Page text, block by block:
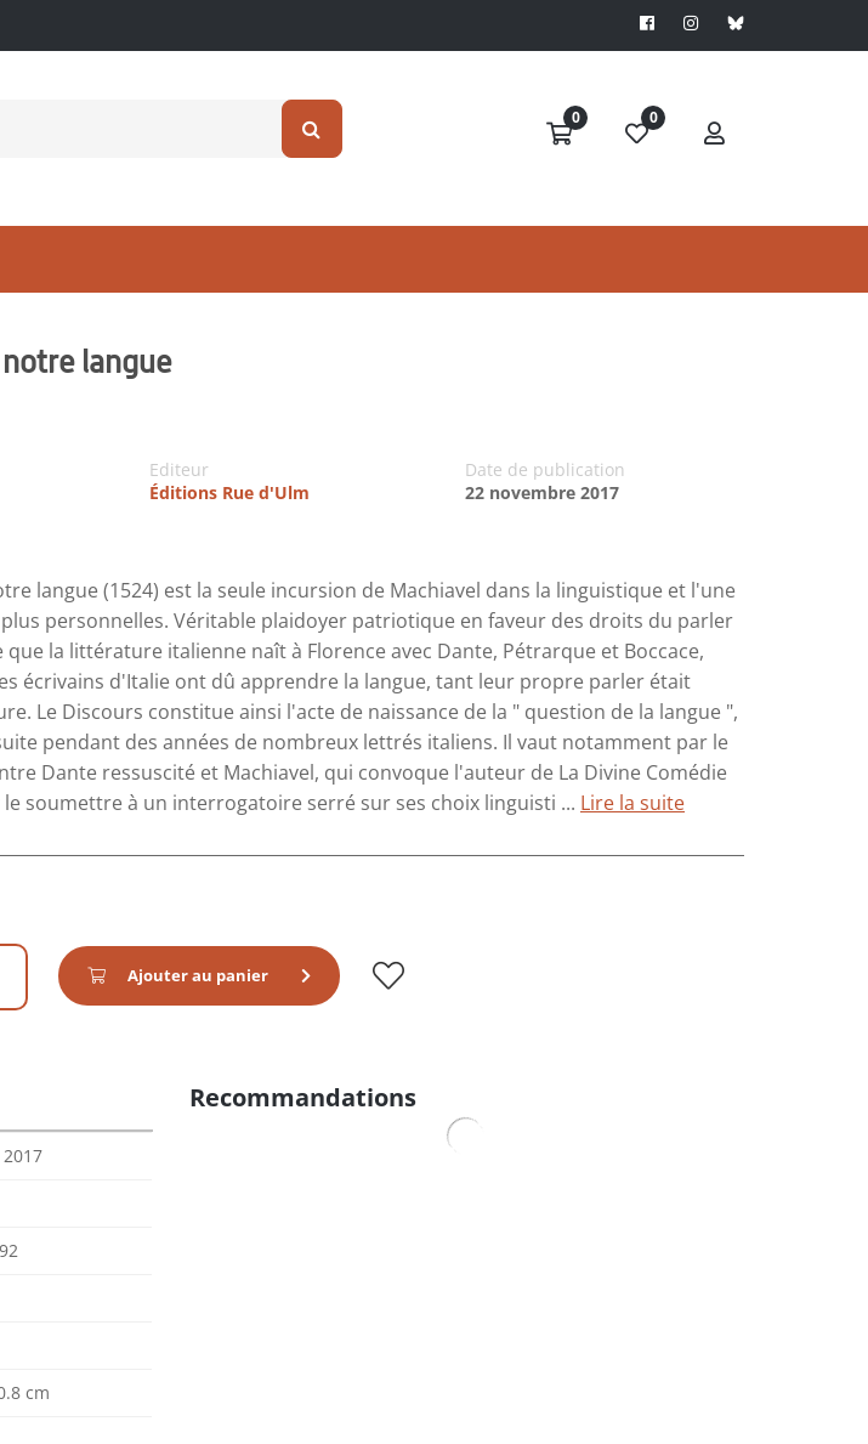
0 0
langue
Editeur
Éditions Rue d'Ulm
Date de publication
22 novembre 2017
langue (1524) est la seule incursion de Machiavel dans la linguistique et l'une
personnelles. Véritable plaidoyer patriotique en faveur des droits du parler
la littérature italienne naît à Florence avec Dante, Pétrarque et Boccace,
écrivains d'Italie ont dû apprendre la langue, tant leur propre parler était
Le Discours constitue ainsi l'acte de naissance de la " question de la langue ",
pendant des années de nombreux lettrés italiens. Il vaut notamment par le
Dante ressuscité et Machiavel, qui convoque l'auteur de La Divine Comédie
soumettre à un interrogatoire serré sur ses choix linguisti ... Lire la suite
Ajouter au panier
cm
Recommandations